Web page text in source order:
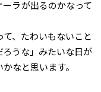
ラが出るのかなって
、たわいもないこと
うな」みたいな日が
なと思います。